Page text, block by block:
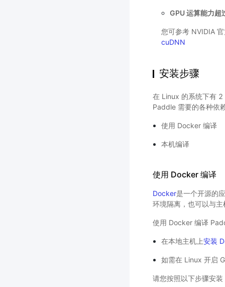
GPU 运算能力超
您可参考 NVIDIA
cuDNN
安装步骤
在 Linux 的系统下有
Paddle 需要的各种依
使用 Docker 编译
本机编译
使用 Docker 编译
Docker是一个开源的
环境隔离，也可以与
使用 Docker 编译
在本地主机上安装
如需在 Linux 开启
请您按照以下步骤安装